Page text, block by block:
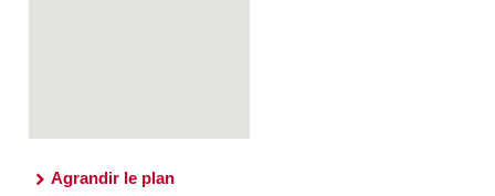
Agrandir le plan